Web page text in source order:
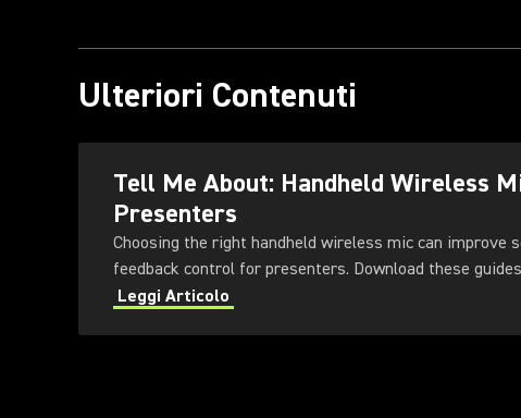
Ulteriori Contenuti
Tell Me About: Handheld Wireless
Presenters
Choosing the right handheld wireless mic can improve
feedback control for presenters.
Leggi Articolo